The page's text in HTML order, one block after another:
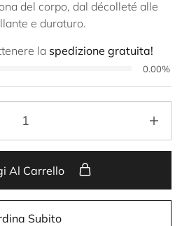
del corpo, dal décolleté alle
e duraturo.
la spedizione gratuita!
0.00%
Al Carrello
Subito